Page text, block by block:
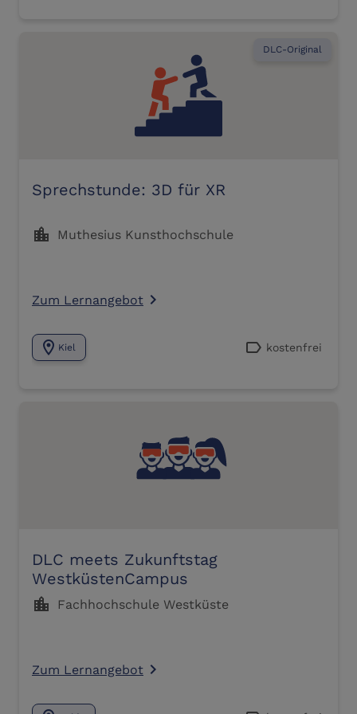
DLC-Original
Sprechstunde: 3D für XR
location_city Muthesius Kunsthochschule
Zum Lernangebot navigate_next
location_on Kiel label kostenfrei
DLC meets Zukunftstag
WestküstenCampus
location_city Fachhochschule Westküste
Zum Lernangebot navigate_next